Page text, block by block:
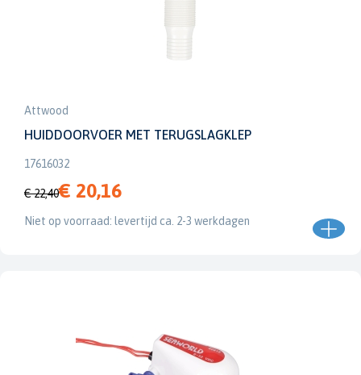
Attwood
HUIDDOORVOER MET TERUGSLAGKLEP
17616032
€ 22,40€ 20,16
Niet op voorraad: levertijd ca. 2-3 werkdagen